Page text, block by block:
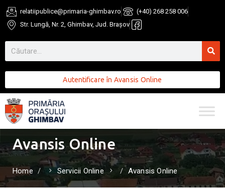
relatiipublice@primaria-ghimbav.ro
(+40) 268 258 006
Str. Lungă, Nr. 2, Ghimbav, Jud. Brașov
Autentificare în Avansis Online
Avansis Online
Home Servicii Online Avansis Online